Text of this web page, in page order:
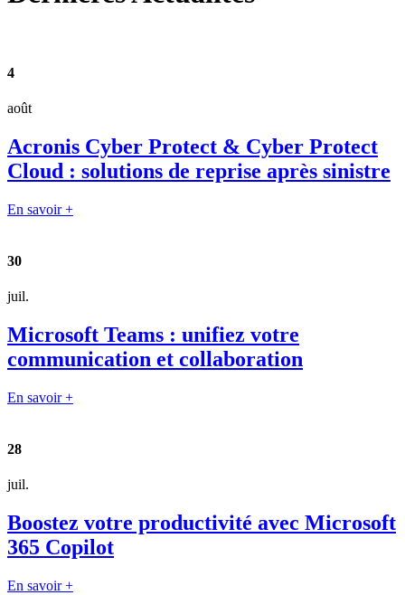
4
août
Acronis Cyber Protect & Cyber Protect
Cloud : solutions de reprise après sinistre
En savoir +
30
juil.
Microsoft Teams : unifiez votre
communication et collaboration
En savoir +
28
juil.
Boostez votre productivité avec Microsoft
365 Copilot
En savoir +